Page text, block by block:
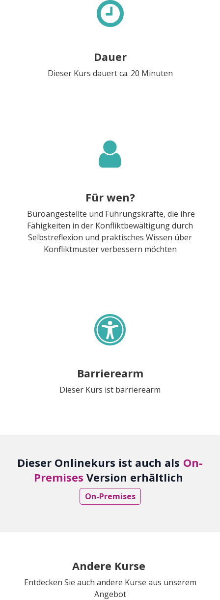
Dauer
Dieser Kurs dauert ca. 20 Minuten
Für wen?
Büroangestellte und Führungskräfte, die ihre
Fähigkeiten in der Konfliktbewältigung durch
Selbstreflexion und praktisches Wissen über
Konfliktmuster verbessern möchten
Barrierearm
Dieser Kurs ist barrierearm
Dieser Onlinekurs ist auch als On-
Premises Version erhältlich
On-Premises
Andere Kurse
Entdecken Sie auch andere Kurse aus unserem
Angebot